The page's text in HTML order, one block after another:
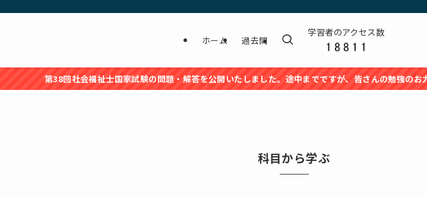
ホーム 過去問
学習者のアクセス数
第38回社会福祉士国家試験の問題・解答を公開いたしました。途中までですが、皆さんの勉強のお力になれる
科目から学ぶ